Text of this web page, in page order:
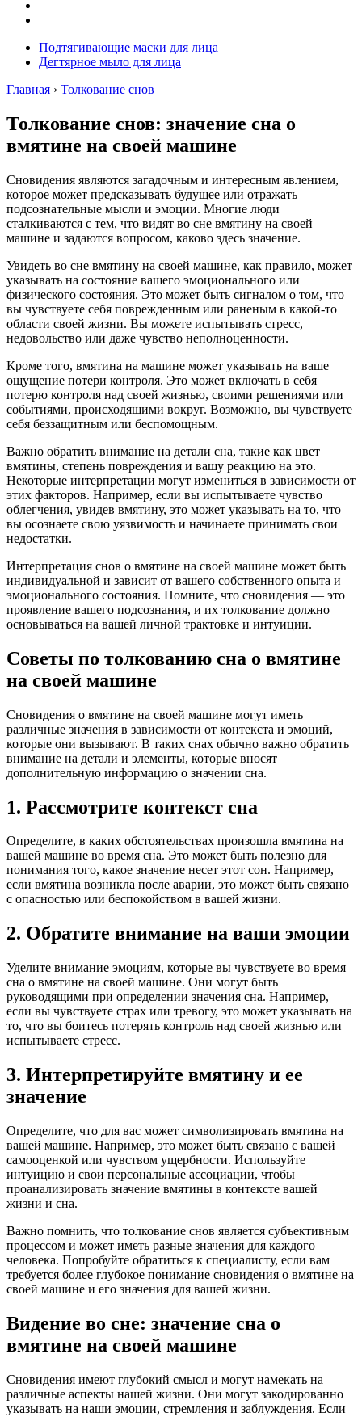
Подтягивающие маски для лица
Дегтярное мыло для лица
Главная › Толкование снов
Толкование снов: значение сна о
вмятине на своей машине
Сновидения являются загадочным и интересным явлением,
которое может предсказывать будущее или отражать
подсознательные мысли и эмоции. Многие люди
сталкиваются с тем, что видят во сне вмятину на своей
машине и задаются вопросом, каково здесь значение.
Увидеть во сне вмятину на своей машине, как правило, может
указывать на состояние вашего эмоционального или
физического состояния. Это может быть сигналом о том, что
вы чувствуете себя поврежденным или раненым в какой-то
области своей жизни. Вы можете испытывать стресс,
недовольство или даже чувство неполноценности.
Кроме того, вмятина на машине может указывать на ваше
ощущение потери контроля. Это может включать в себя
потерю контроля над своей жизнью, своими решениями или
событиями, происходящими вокруг. Возможно, вы чувствуете
себя беззащитным или беспомощным.
Важно обратить внимание на детали сна, такие как цвет
вмятины, степень повреждения и вашу реакцию на это.
Некоторые интерпретации могут измениться в зависимости от
этих факторов. Например, если вы испытываете чувство
облегчения, увидев вмятину, это может указывать на то, что
вы осознаете свою уязвимость и начинаете принимать свои
недостатки.
Интерпретация снов о вмятине на своей машине может быть
индивидуальной и зависит от вашего собственного опыта и
эмоционального состояния. Помните, что сновидения — это
проявление вашего подсознания, и их толкование должно
основываться на вашей личной трактовке и интуиции.
Советы по толкованию сна о вмятине
на своей машине
Сновидения о вмятине на своей машине могут иметь
различные значения в зависимости от контекста и эмоций,
которые они вызывают. В таких снах обычно важно обратить
внимание на детали и элементы, которые вносят
дополнительную информацию о значении сна.
1. Рассмотрите контекст сна
Определите, в каких обстоятельствах произошла вмятина на
вашей машине во время сна. Это может быть полезно для
понимания того, какое значение несет этот сон. Например,
если вмятина возникла после аварии, это может быть связано
с опасностью или беспокойством в вашей жизни.
2. Обратите внимание на ваши эмоции
Уделите внимание эмоциям, которые вы чувствуете во время
сна о вмятине на своей машине. Они могут быть
руководящими при определении значения сна. Например,
если вы чувствуете страх или тревогу, это может указывать на
то, что вы боитесь потерять контроль над своей жизнью или
испытываете стресс.
3. Интерпретируйте вмятину и ее
значение
Определите, что для вас может символизировать вмятина на
вашей машине. Например, это может быть связано с вашей
самооценкой или чувством ущербности. Используйте
интуицию и свои персональные ассоциации, чтобы
проанализировать значение вмятины в контексте вашей
жизни и сна.
Важно помнить, что толкование снов является субъективным
процессом и может иметь разные значения для каждого
человека. Попробуйте обратиться к специалисту, если вам
требуется более глубокое понимание сновидения о вмятине на
своей машине и его значения для вашей жизни.
Видение во сне: значение сна о
вмятине на своей машине
Сновидения имеют глубокий смысл и могут намекать на
различные аспекты нашей жизни. Они могут закодированно
указывать на наши эмоции, стремления и заблуждения. Если